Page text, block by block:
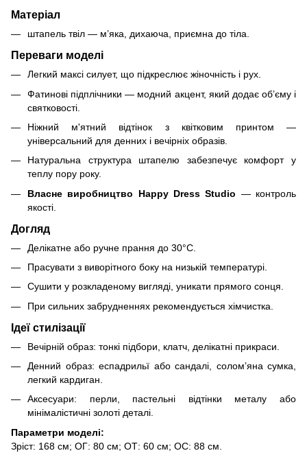
Матеріал
штапель твіл — м’яка, дихаюча, приємна до тіла.
Переваги моделі
Легкий максі силует, що підкреслює жіночність і рух.
Фатинові підплічники — модний акцент, який додає об’єму і
святковості.
Ніжний м'ятний відтінок з квітковим принтом —
універсальний для денних і вечірніх образів.
Натуральна структура штапелю забезпечує комфорт у
теплу пору року.
Власне виробництво Happy Dress Studio — контроль
якості.
Догляд
Делікатне або ручне прання до 30°C.
Прасувати з виворітного боку на низькій температурі.
Сушити у розкладеному вигляді, уникати прямого сонця.
При сильних забрудненнях рекомендується хімчистка.
Ідеї стилізації
Вечірній образ: тонкі підбори, клатч, делікатні прикраси.
Денний образ: еспадрильї або сандалі, солом’яна сумка,
легкий кардиган.
Аксесуари: перли, пастельні відтінки металу або
мінімалістичні золоті деталі.
Параметри моделі:
Зріст: 168 см; ОГ: 80 см; ОТ: 60 см; ОС: 88 см.